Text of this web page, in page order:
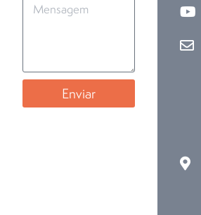
Enviar